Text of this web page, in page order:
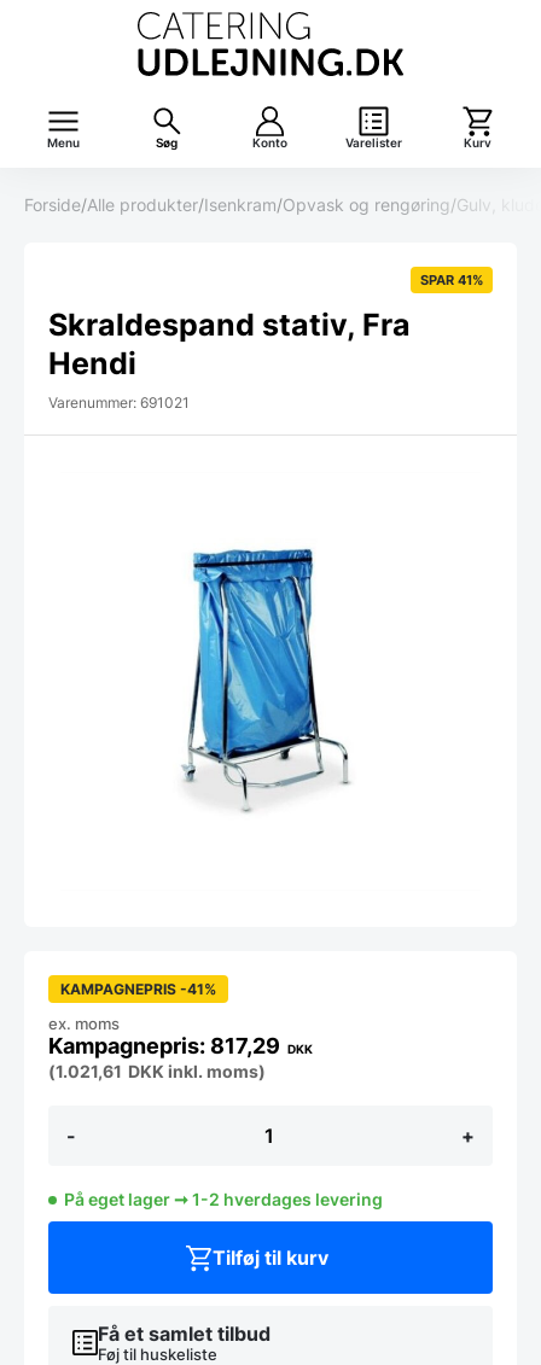
Menu Søg Konto Varelister Kurv
Forside/Alle produkter/Isenkram/Opvask og rengøring/Gulv,
SPAR 41%
Skraldespand stativ, Fra
Hendi
Varenummer: 691021
-
stativ,
antal
+
KAMPAGNEPRIS -41%
817,29 DKK
ex. moms
(1.021,61 DKK inkl. moms)
På eget lager ➞ 1-2 hverdages levering
Få et samlet tilbud
Føj til huskeliste
Tilføj til kurv